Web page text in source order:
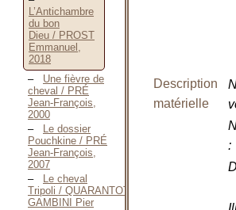
L’Antichambre
du bon
Dieu / PROST
Emmanuel,
2018
Une fièvre de
cheval / PRÉ
Jean-François,
2000
Le dossier
Pouchkine / PRÉ
Jean-François,
2007
Le cheval
Tripoli / QUARANTOTTI
GAMBINI Pier
Description
matérielle
: